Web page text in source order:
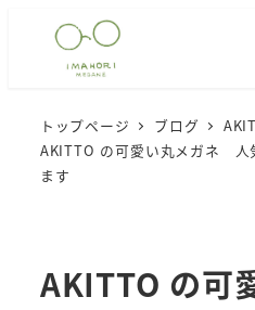
トップページ ブログ
AKITTO の可愛い丸メガネ 人
ます
AKITTO の可